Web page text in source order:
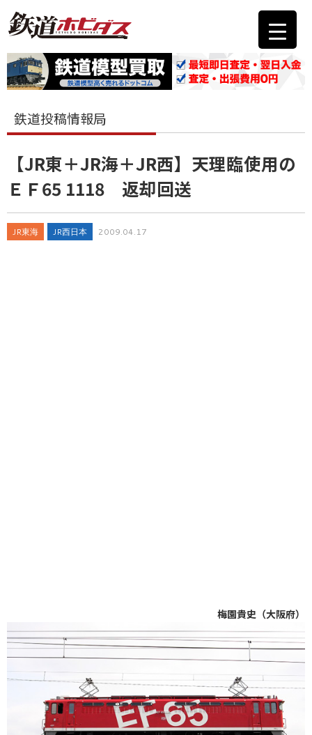
鉄道投稿情報局
【JR東＋JR海＋JR西】天理臨使用の
ＥＦ65 1118 返却回送
JR東海 JR西日本 2009.04.17
梅園貴史（大阪府）